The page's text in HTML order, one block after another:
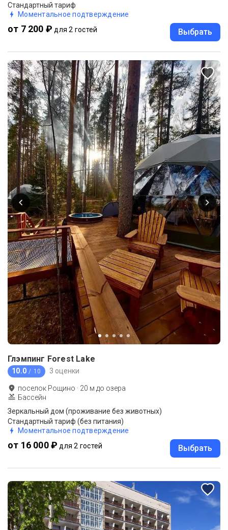
Стандартный тариф
Моментальное подтверждение
от 7 200 ₽ для 2 гостей Выбрать
Глэмпинг Forest Lake
10.0 / 10 3 оценки
поселок Рощино · 20 м до озера
Бассейн
Зеркальный дом (проживание без животных)
Стандартный тариф (без питания)
Моментальное подтверждение
от 16 000 ₽ для 2 гостей Выбрать